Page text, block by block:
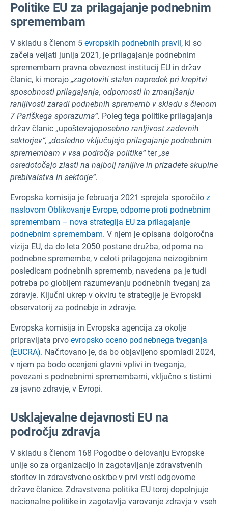
Politike EU za prilagajanje podnebnim
spremembam
V skladu s členom 5 evropskih podnebnih pravil, ki so
začela veljati junija 2021, je prilagajanje podnebnim
spremembam pravna obveznost institucij EU in držav
članic, ki morajo „zagotoviti stalen napredek pri krepitvi
sposobnosti prilagajanja, odpornosti in zmanjšanju
ranljivosti zaradi podnebnih sprememb v skladu s členom
7 Pariškega sporazuma“. Poleg tega politike prilagajanja
držav članic „upoštevajoposebno ranljivost zadevnih
sektorjev“, „dosledno vključujejo prilagajanje podnebnim
spremembam v vsa področja politike“ter„se
osredotočajo zlasti na najbolj ranljive in prizadete skupine
prebivalstva in sektorje“.
Evropska komisija je februarja 2021 sprejela sporočilo z
naslovom Oblikovanje Evrope, odporne proti podnebnim
spremembam – nova strategija EU za prilagajanje
podnebnim spremembam. V njem je opisana dolgoročna
vizija EU, da do leta 2050 postane družba, odporna na
podnebne spremembe, v celoti prilagojena neizogibnim
posledicam podnebnih sprememb, navedena pa je tudi
potreba po globljem razumevanju podnebnih tveganj za
zdravje. Ključni ukrep v okviru te strategije je Evropski
observatorij za podnebje in zdravje.
Evropska komisija in Evropska agencija za okolje
pripravljata prvo evropsko oceno podnebnega tveganja
(EUCRA). Načrtovano je, da bo objavljeno spomladi 2024,
v njem pa bodo ocenjeni glavni vplivi in tveganja,
povezani s podnebnimi spremembami, vključno s tistimi
za javno zdravje, v Evropi.
Usklajevalne dejavnosti EU na
področju zdravja
V skladu s členom 168 Pogodbe o delovanju Evropske
unije so za organizacijo in zagotavljanje zdravstvenih
storitev in zdravstvene oskrbe v prvi vrsti odgovorne
države članice. Zdravstvena politika EU torej dopolnjuje
nacionalne politike in zagotavlja varovanje zdravja v vseh